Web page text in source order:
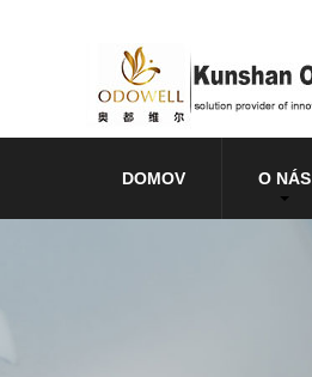
DOMOV O NÁS